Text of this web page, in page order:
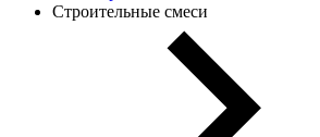
Строительные смеси